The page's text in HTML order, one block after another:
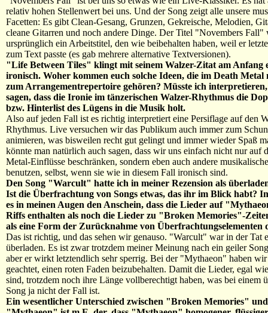
relativ hohen Stellenwert bei uns. Und der Song zeigt alle unsere
Facetten: Es gibt Clean-Gesang, Grunzen, Gekreische, Melodien,
cleane Gitarren und noch andere Dinge. Der Titel "Novembers Fall"
ursprünglich ein Arbeitstitel, den wie beibehalten haben, weil er
zum Text passte (es gab mehrere alternative Textversionen).
"Life Between Tiles" klingt mit seinem Walzer-Zitat am Anfang
ironisch. Woher kommen euch solche Ideen, die im Death Metal
zum Arrangementrepertoire gehören? Müsste ich
sagen, dass die Ironie im tänzerischen Walzer-Rhythmus die
bzw. Hinterlist des Lügens in die Musik holt.
Also auf jeden Fall ist es richtig interpretiert eine Persiflage auf den
Rhythmus. Live versuchen wir das Publikum auch immer zum
animieren, was bisweilen recht gut gelingt und immer wieder Spaß
könnte man natürlich auch sagen, dass wir uns einfach nicht nur auf
Metal-Einflüsse beschränken, sondern eben auch andere
benutzen, selbst, wenn sie wie in diesem Fall ironisch sind.
Den Song "Warcult" hatte ich in meiner Rezension als
Ist die Überfrachtung von Songs etwas, das ihr im Blick habt?
es in meinen Augen den Anschein, dass die Lieder auf
Riffs enthalten als noch die Lieder zu "Broken Memories"-
als eine Form der Zurücknahme von Überfrachtungselementen
Das ist richtig, und das sehen wir genauso. "Warcult" war in der Tat
überladen. Es ist zwar trotzdem meiner Meinung nach ein geiler
aber er wirkt letztendlich sehr sperrig. Bei der "Mythaeon" haben
geachtet, einen roten Faden beizubehalten. Damit die Lieder, egal
sind, trotzdem noch ihre Länge vollberechtigt haben, was bei einem
Song ja nicht der Fall ist.
Ein wesentlicher Unterschied zwischen "Broken Memories" und